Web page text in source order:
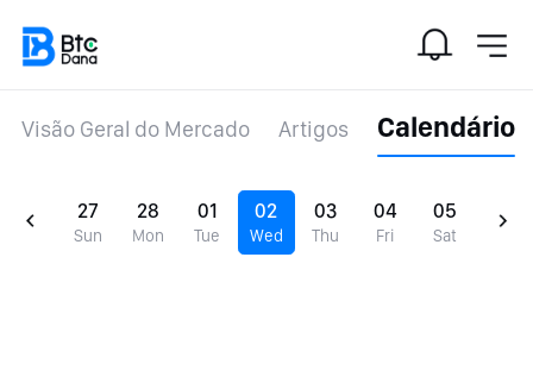
Visão Geral do Mercado Artigos Calendário
27
Sun
28
Mon
01
Tue
02
Wed
03
Thu
04
Fri
05
Sat